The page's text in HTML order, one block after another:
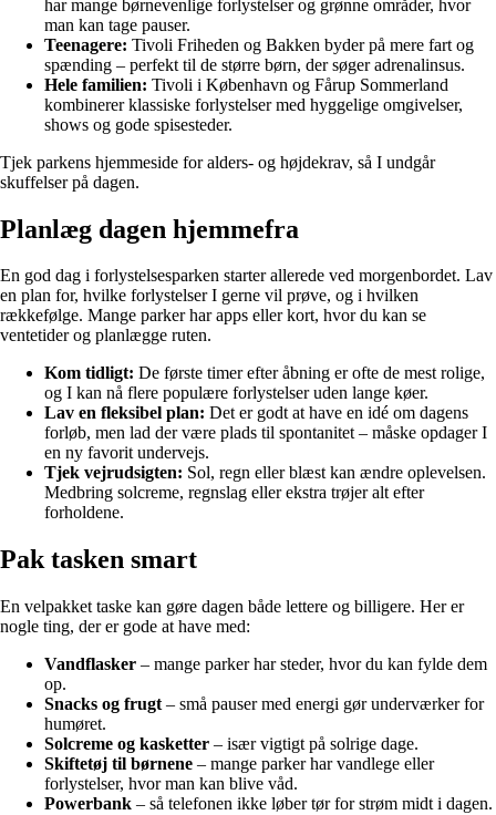
har mange børnevenlige forlystelser og grønne områder, hvor
man kan tage pauser.
Teenagere: Tivoli Friheden og Bakken byder på mere fart og
spænding – perfekt til de større børn, der søger adrenalinsus.
Hele familien: Tivoli i København og Fårup Sommerland
kombinerer klassiske forlystelser med hyggelige omgivelser,
shows og gode spisesteder.
Tjek parkens hjemmeside for alders- og højdekrav, så I undgår
skuffelser på dagen.
Planlæg dagen hjemmefra
En god dag i forlystelsesparken starter allerede ved morgenbordet. Lav
en plan for, hvilke forlystelser I gerne vil prøve, og i hvilken
rækkefølge. Mange parker har apps eller kort, hvor du kan se
ventetider og planlægge ruten.
Kom tidligt: De første timer efter åbning er ofte de mest rolige,
og I kan nå flere populære forlystelser uden lange køer.
Lav en fleksibel plan: Det er godt at have en idé om dagens
forløb, men lad der være plads til spontanitet – måske opdager I
en ny favorit undervejs.
Tjek vejrudsigten: Sol, regn eller blæst kan ændre oplevelsen.
Medbring solcreme, regnslag eller ekstra trøjer alt efter
forholdene.
Pak tasken smart
En velpakket taske kan gøre dagen både lettere og billigere. Her er
nogle ting, der er gode at have med:
Vandflasker – mange parker har steder, hvor du kan fylde dem
op.
Snacks og frugt – små pauser med energi gør underværker for
humøret.
Solcreme og kasketter – især vigtigt på solrige dage.
Skiftetøj til børnene – mange parker har vandlege eller
forlystelser, hvor man kan blive våd.
Powerbank – så telefonen ikke løber tør for strøm midt i dagen.